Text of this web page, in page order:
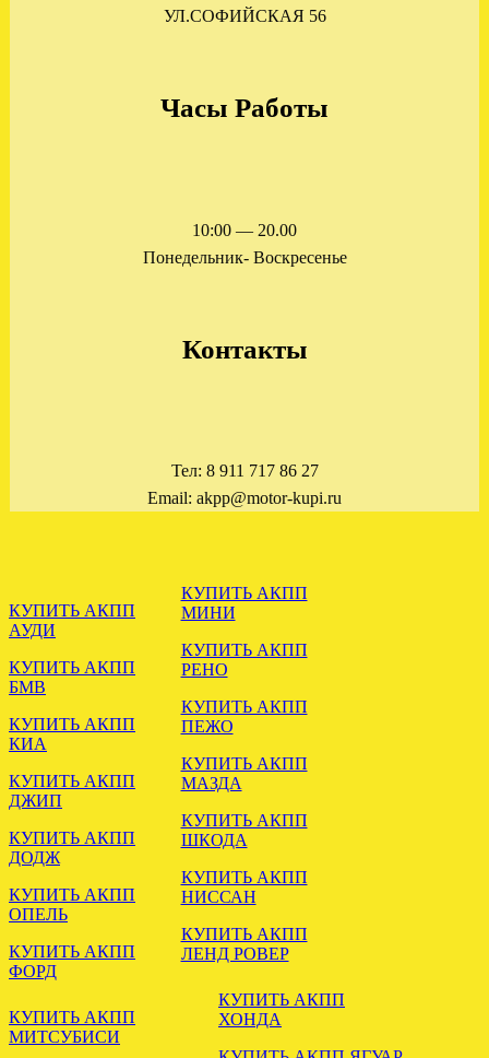
CHRYSLER 300M 2.7
ЗАГРУЖЕНА МКПП
СУЗУКИ ИГНИС 1.3 4Х4
ЗАГРУЖЕНА АКПП VW
PASSAT B6 2.0 HYC DSG
УЛ.СОФИЙСКАЯ 56
Часы Работы
10:00 — 20.00
Понедельник- Воскресенье
Контакты
Тел: 8 911 717 86 27
Email: akpp@motor-kupi.ru
КУПИТЬ АКПП
АУДИ
КУПИТЬ АКПП
БМВ
КУПИТЬ АКПП
КИА
КУПИТЬ АКПП
ДЖИП
КУПИТЬ АКПП
ДОДЖ
КУПИТЬ АКПП
ОПЕЛЬ
КУПИТЬ АКПП
ФОРД
КУПИТЬ АКПП
МИНИ
КУПИТЬ АКПП
РЕНО
КУПИТЬ АКПП
ПЕЖО
КУПИТЬ АКПП
МАЗДА
КУПИТЬ АКПП
ШКОДА
КУПИТЬ АКПП
НИССАН
КУПИТЬ АКПП
ЛЕНД РОВЕР
КУПИТЬ АКПП
МИТСУБИСИ
КУПИТЬ АКПП
ХОНДА